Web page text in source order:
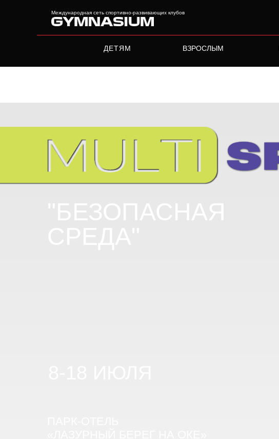
Международная сеть спортивно-развивающих клубов
ДЕТЯМ ВЗРОСЛЫМ